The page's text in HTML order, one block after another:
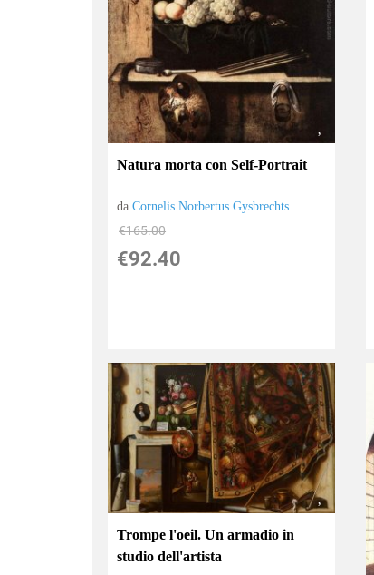
Natura morta con Self-Portrait
daCornelis Norbertus Gysbrechts
€165.00
€92.40
Trompe l'oeil. Un armadio in
studio dell'artista